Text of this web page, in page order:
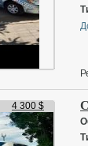
6
4 300 $